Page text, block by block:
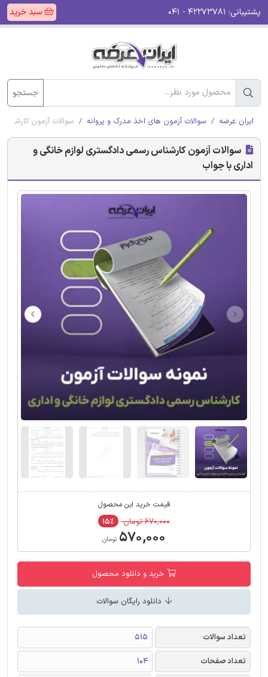
پشتیبانی: سبد خرید
جستجو
ایران عرضه سوالات آزمون های اخذ مدرک و پروانه سوالات آزمون
سوالات آزمون کارشناس رسمی دادگستری لوازم خانگی و
اداری با جواب
قیمت خرید این محصول
۶۷۰,۰۰۰ تومان ۱۵٪
۵۷۰,۰۰۰ تومان
خرید و دانلود محصول
دانلود رایگان سوالات
تعداد سوالات
515
تعداد صفحات
104